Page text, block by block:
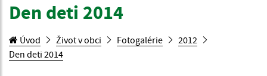
Den deti 2014
Úvod Život v obci Fotogalérie
2012
Den deti 2014